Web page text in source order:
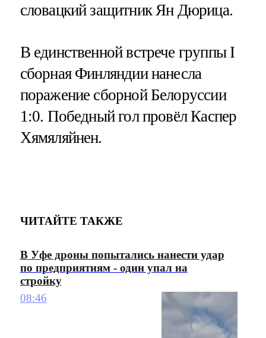
словацкий защитник Ян Дюрица.
В единственной встрече группы I
сборная Финляндии нанесла
поражение сборной Белоруссии
1:0. Победный гол провёл Каспер
Хямяляйнен.
ЧИТАЙТЕ ТАКЖЕ
В Уфе дроны попытались нанести удар
по предприятиям - один упал на
стройку
08:46